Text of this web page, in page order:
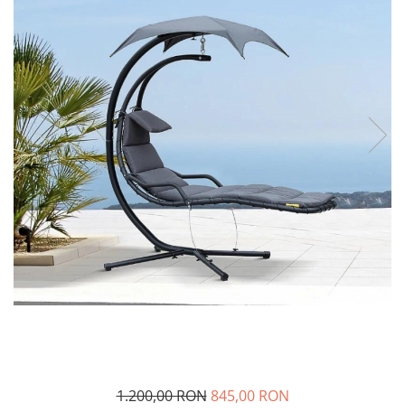
Mobilier terasa si gradina
Rasaduri Legume-Fructe
Accesorii evenimente
Artificii de Tort
Artificii Gender Reveal
Baterii Artificii
Lumanari Nunta
Cocarde/Bratari Nunta
Produse en gross
Torte Semnalizare
1.200,00 RON 845,00 RON